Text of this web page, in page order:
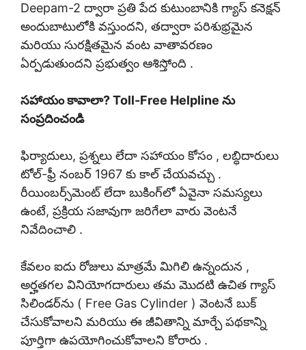
Deepam-2 ద్వారా ప్రతి పేద కుటుంబానికి గ్యాస్ కనెక్షన్
అందుబాటులోకి వస్తుందని, తద్వారా పరిశుభ్రమైన
మరియు సురక్షితమైన వంట వాతావరణం
ఏర్పడుతుందని ప్రభుత్వం ఆశిస్తోంది .
సహాయం కావాలా? Toll-Free Helpline ను
సంప్రదించండి
ఫిర్యాదులు, ప్రశ్నలు లేదా సహాయం కోసం , లబ్ధిదారులు
టోల్-ఫ్రీ నంబర్ 1967 కు కాల్ చేయవచ్చు .
రీయింబర్స్‌మెంట్ లేదా బుకింగ్‌లో ఏవైనా సమస్యలు
ఉంటే, ప్రక్రియ సజావుగా జరిగేలా వారు వెంటనే
నివేదించాలి .
కేవలం ఐదు రోజులు మాత్రమే మిగిలి ఉన్నందున ,
అర్హతగల వినియోగదారులు తమ మొదటి ఉచిత గ్యాస్
సిలిండర్‌ను ( Free Gas Cylinder ) వెంటనే బుక్
చేసుకోవాలని మరియు ఈ జీవితాన్ని మార్చే పథకాన్ని
పూర్తిగా ఉపయోగించుకోవాలని కోరారు .